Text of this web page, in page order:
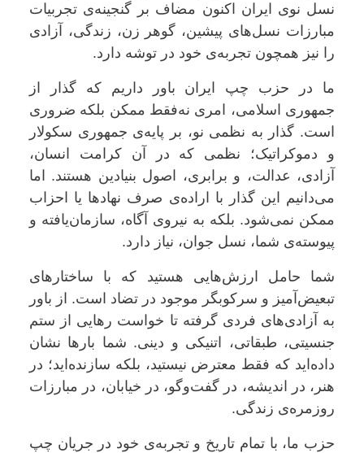
نسل نوی ایران اکنون مضاف بر گنجینه‌ی تجربیات
مبارزات نسل‌های پیشین، گوهر زن، زندگی، آزادی
را نیز همچون تجربه‌ی خود در توشه دارد.
ما در حزب چپ ایران باور داریم که گذار از
جمهوری اسلامی، امری نه‌فقط ممکن بلکه ضروری
است. گذار به نظمی نو، بر پایه‌ی جمهوری سکولار
و دموکراتیک؛ نظمی که در آن کرامت انسان،
آزادی، عدالت، و برابری، اصول بنیادین هستند. اما
می‌دانیم این گذار با اراده‌ی صرف نهادها یا احزاب
ممکن نمی‌شود. بلکه به نیروی آگاه، سازمان‌یافته و
پیوسته‌ی شما، نسل جوان، نیاز دارد.
شما حامل ارزش‌هایی هستید که با ساختارهای
تبعیض‌آمیز و سرکوبگر موجود در تضاد است. از باور
به آزادی‌های فردی گرفته تا خواست رهایی از ستم
جنسیتی، طبقاتی، اتنیکی و دینی. شما بارها نشان
داده‌اید که فقط معترض نیستید، بلکه سازنده‌اید؛ در
هنر، در اندیشه، در گفت‌وگو، در خیابان، در مبارزات
روزمره‌ی زندگی.
حزب ما، با تمام تاریخ و تجربه‌ی خود در جریان چپ